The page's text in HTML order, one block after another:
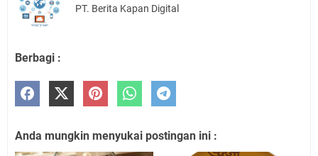
PT. Berita Kapan Digital
Berbagi :
Anda mungkin menyukai postingan ini :